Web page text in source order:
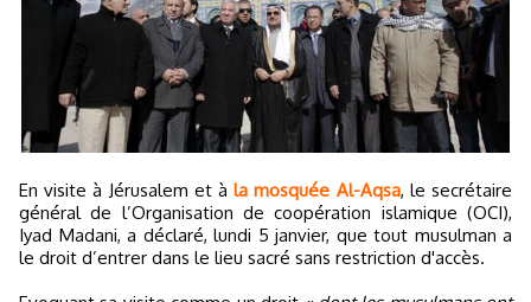
En visite à Jérusalem et àla mosquée Al-Aqsa, le secrétaire
général de l’Organisation de coopération islamique (OCI),
Iyad Madani, a déclaré, lundi 5 janvier, que tout musulman a
le droit d’entrer dans le lieu sacré sans restriction d'accès.